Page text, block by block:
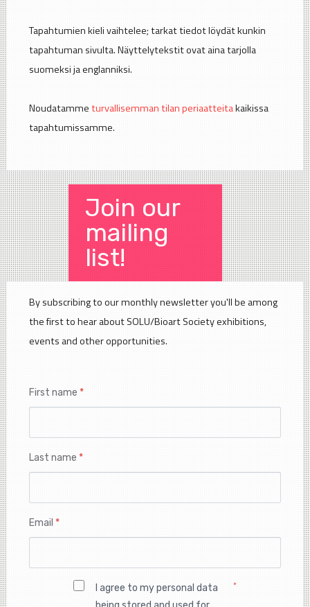
Tapahtumien kieli vaihtelee; tarkat tiedot löydät kunkin
tapahtuman sivulta. Näyttelytekstit ovat aina tarjolla
suomeksi ja englanniksi.
Noudatammeturvallisemman tilan periaatteitakaikissa
tapahtumissamme.
Join our
mailing
list!
By subscribing to our monthly newsletter you'll be among
the first to hear about SOLU/Bioart Society exhibitions,
events and other opportunities.
First name *
Last name *
Email *
I agree to my personal data
*